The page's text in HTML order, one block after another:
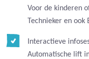
Voor de kinderen
Technieker en
Interactieve
Automatische lift